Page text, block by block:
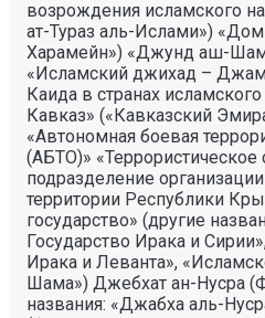
возрождения исламского
ат-Тураз аль-Ислами»)
Харамейн») «Джунд аш-
«Исламский джихад –
Каида в странах
Кавказ» («Кавказский
«Автономная боевая
(АБТО)» «Террористическое
подразделение
территории Республики
государство» (другие
Государство Ирака и
Ирака и Леванта»,
Шама») Джебхат ан-Нусра
названия: «Джабха аль-